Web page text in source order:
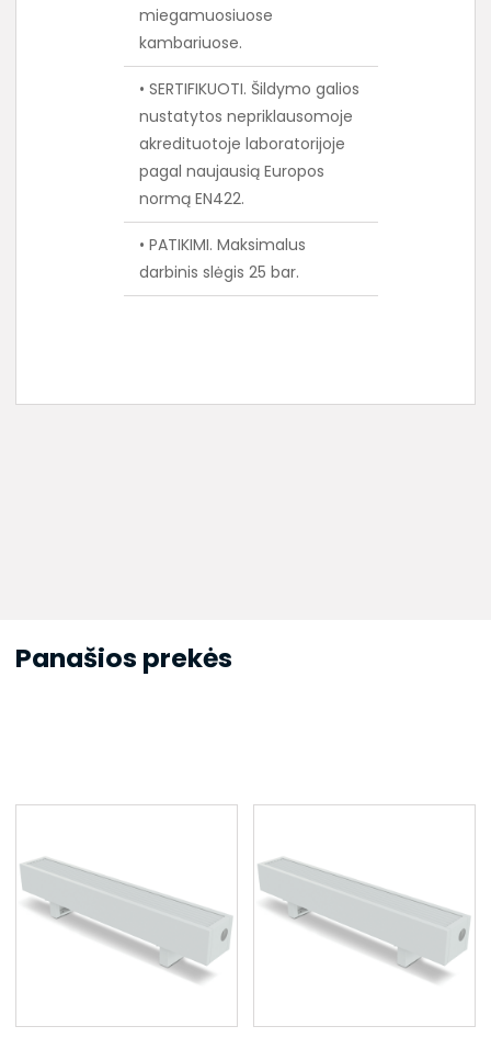
miegamuosiuose
kambariuose.
• SERTIFIKUOTI. Šildymo galios
nustatytos nepriklausomoje
akredituotoje laboratorijoje
pagal naujausią Europos
normą EN422.
• PATIKIMI. Maksimalus
darbinis slėgis 25 bar.
Panašios prekės